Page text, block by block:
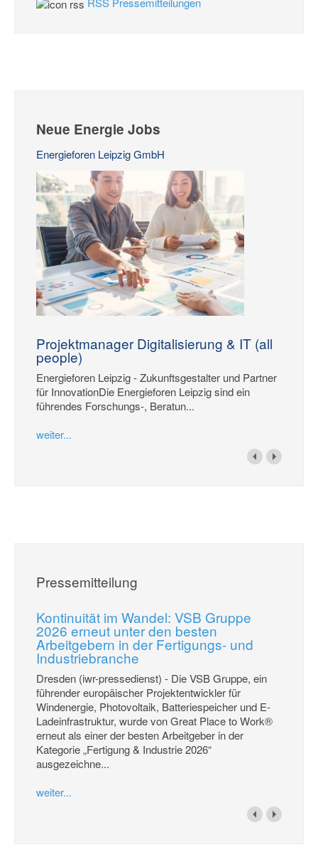
Neue Energie Jobs
Energieforen Leipzig GmbH
Projektmanager Digitalisierung & IT (all
people)
Energieforen Leipzig - Zukunftsgestalter und Partner
für InnovationDie Energieforen Leipzig sind ein
führendes Forschungs-, Beratun...
weiter...
Pressemitteilung
Kontinuität im Wandel: VSB Gruppe
2026 erneut unter den besten
Arbeitgebern in der Fertigungs- und
Industriebranche
Dresden (iwr-pressedienst) - Die VSB Gruppe, ein
führender europäischer Projektentwickler für
Windenergie, Photovoltaik, Batteriespeicher und E-
Ladeinfrastruktur, wurde von Great Place to Work®
erneut als einer der besten Arbeitgeber in der
Kategorie „Fertigung & Industrie 2026“
ausgezeichne...
weiter...